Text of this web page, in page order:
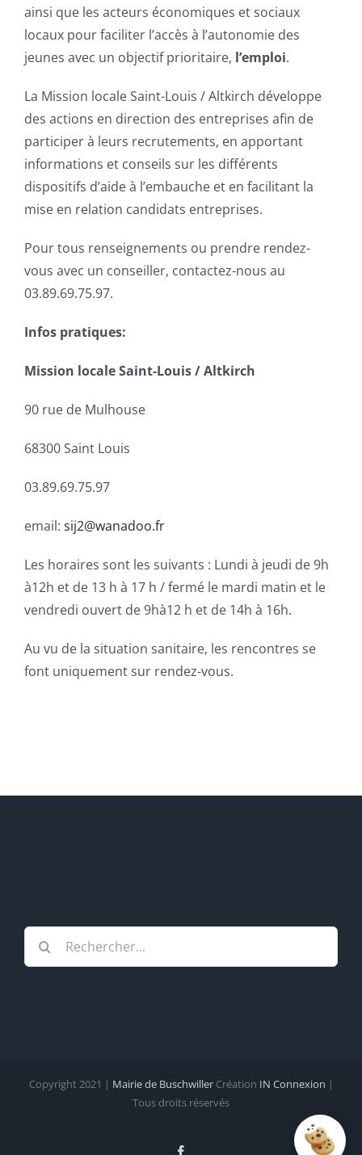
ainsi que les acteurs économiques et sociaux
locaux pour faciliter l’accès à l’autonomie des
jeunes avec un objectif prioritaire, l’emploi.
La Mission locale Saint-Louis / Altkirch développe
des actions en direction des entreprises afin de
participer à leurs recrutements, en apportant
informations et conseils sur les différents
dispositifs d’aide à l’embauche et en facilitant la
mise en relation candidats entreprises.
Pour tous renseignements ou prendre rendez-
vous avec un conseiller, contactez-nous au
03.89.69.75.97.
Infos pratiques:
Mission locale Saint-Louis / Altkirch
90 rue de Mulhouse
68300 Saint Louis
03.89.69.75.97
email: sij2@wanadoo.fr
Les horaires sont les suivants : Lundi à jeudi de 9h
à12h et de 13 h à 17 h / fermé le mardi matin et le
vendredi ouvert de 9hà12 h et de 14h à 16h.
Au vu de la situation sanitaire, les rencontres se
font uniquement sur rendez-vous.
Rechercher:
Copyright 2021 | Mairie de BuschwillerCréation IN Connexion |
Tous droits réservés